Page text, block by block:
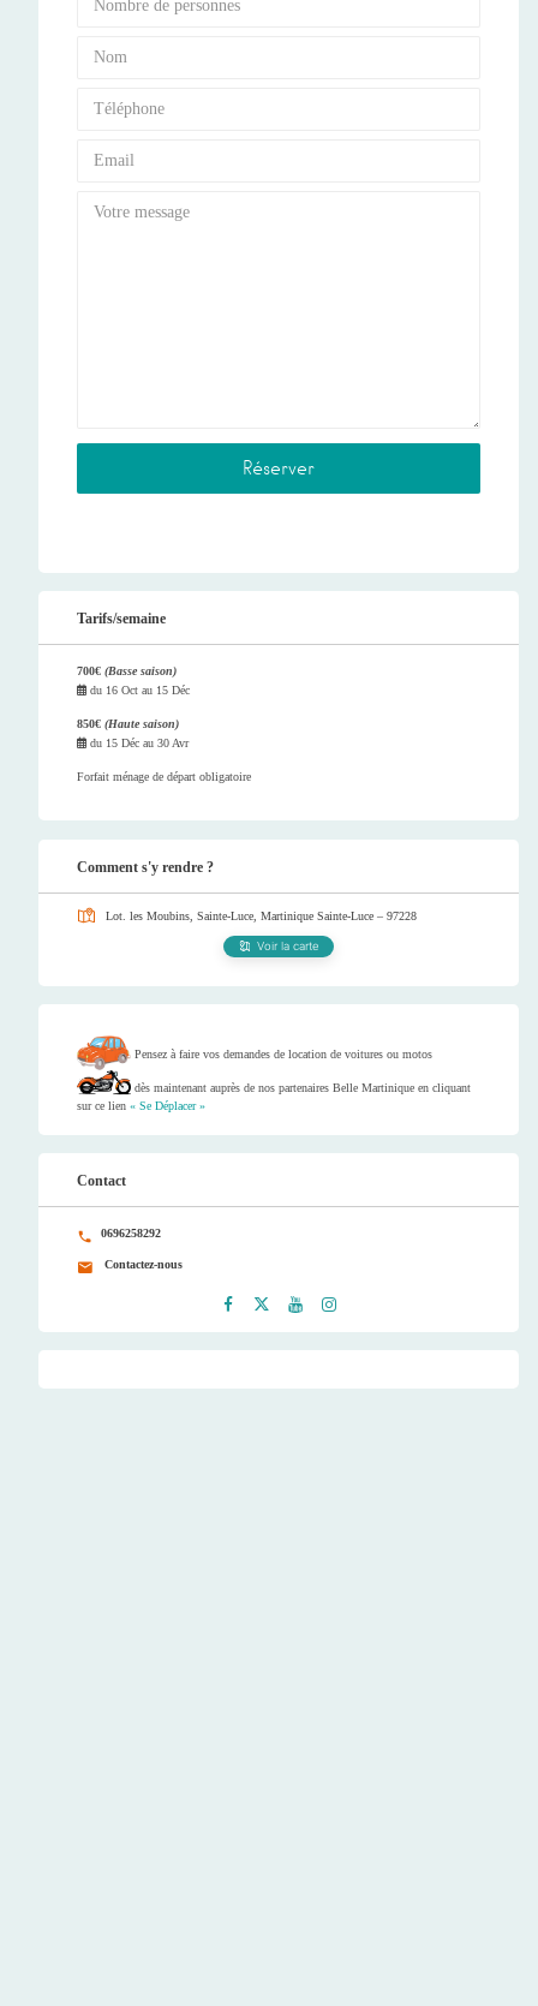
Tarifs/semaine
700€ (Basse saison)
du 16 Oct au 15 Déc
850€ (Haute saison)
du 15 Déc au 30 Avr
Forfait ménage de départ obligatoire
Comment s'y rendre ?
Lot. les Moubins, Sainte-Luce, Martinique Sainte-Luce – 97228
Voir la carte
Pensez à faire vos demandes de location de voitures ou motos
dès maintenant auprès de nos partenaires Belle Martinique en cliquant
sur ce lien « Se Déplacer »
Contact
0696258292
Contactez-nous